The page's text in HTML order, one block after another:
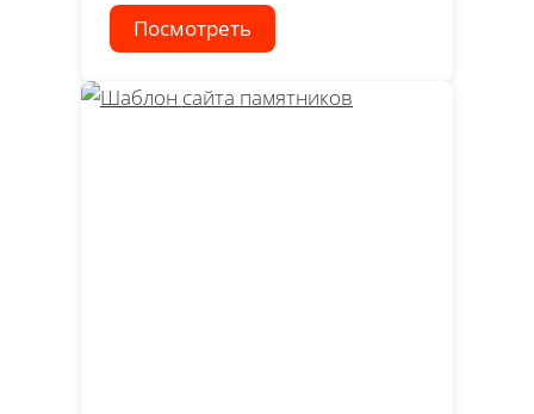
Посмотреть